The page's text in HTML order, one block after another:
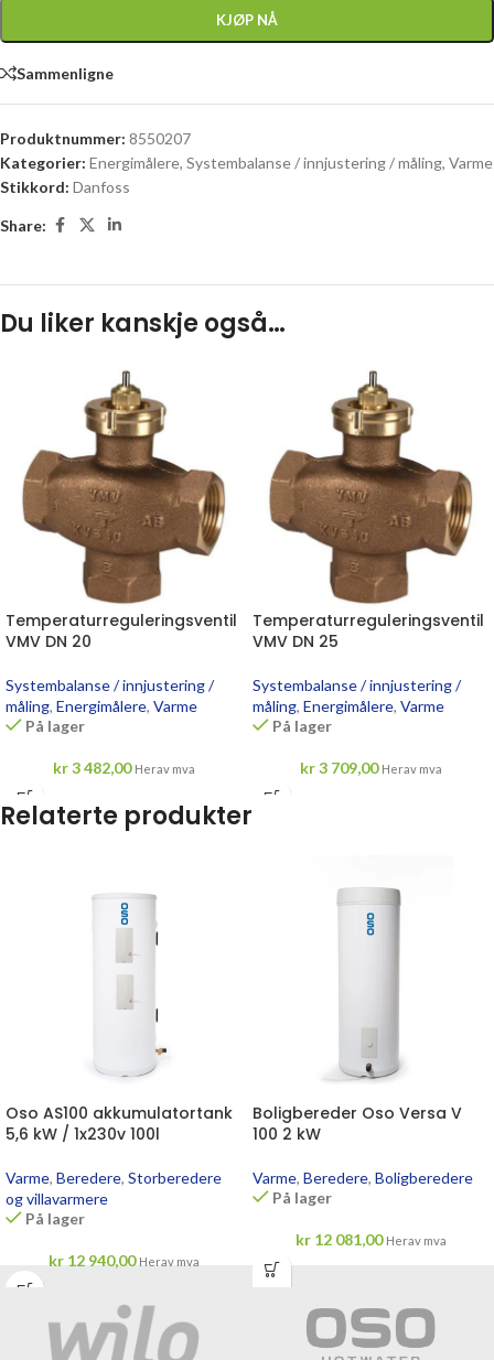
KJØP NÅ
Sammenligne
Produktnummer: 8550207
Kategorier: Energimålere, Systembalanse / innjustering / måling, Varme
Stikkord: Danfoss
Share:
Du liker kanskje også…
Temperaturreguleringsventil
VMV DN 20
Systembalanse / innjustering /
måling, Energimålere, Varme
På lager
kr3 482,00 Herav mva
Temperaturreguleringsventil
VMV DN 25
Systembalanse / innjustering /
måling, Energimålere, Varme
På lager
kr3 709,00 Herav mva
Relaterte produkter
Oso AS100 akkumulatortank
5,6 kW / 1x230v 100l
Varme, Beredere, Storberedere
og villavarmere
På lager
kr12 940,00 Herav mva
Boligbereder Oso Versa V
100 2 kW
Varme, Beredere, Boligberedere
På lager
kr12 081,00 Herav mva